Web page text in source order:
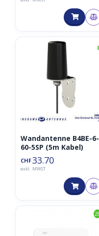
Wandantenne B4BE-6-
60-5SP (5m Kabel)
CHF33.70
exkl. MWST